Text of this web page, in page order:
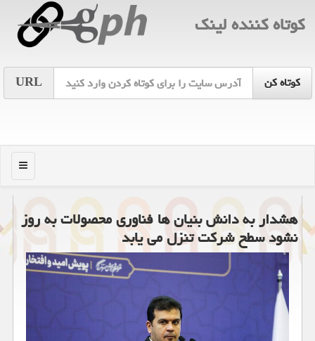
كوتاه كننده لینك
URL
منو
هشدار به دانش بنیان ها فناوری محصولات به روز
نشود سطح شرکت تنزل می ‎یابد